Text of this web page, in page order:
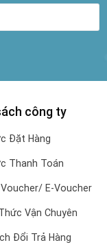
công ty
Đặt Hàng
Thanh Toán
E-Voucher
Vận Chuyên
Đổi Trả Hàng